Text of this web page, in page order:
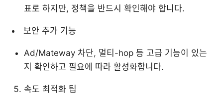
표로 하지만, 정책을 반드시 확인해야 합니다.
보안 추가 기능
Ad/Mateway 차단, 멀티-hop 등 고급 기능이 있는
지 확인하고 필요에 따라 활성화합니다.
속도 최적화 팁